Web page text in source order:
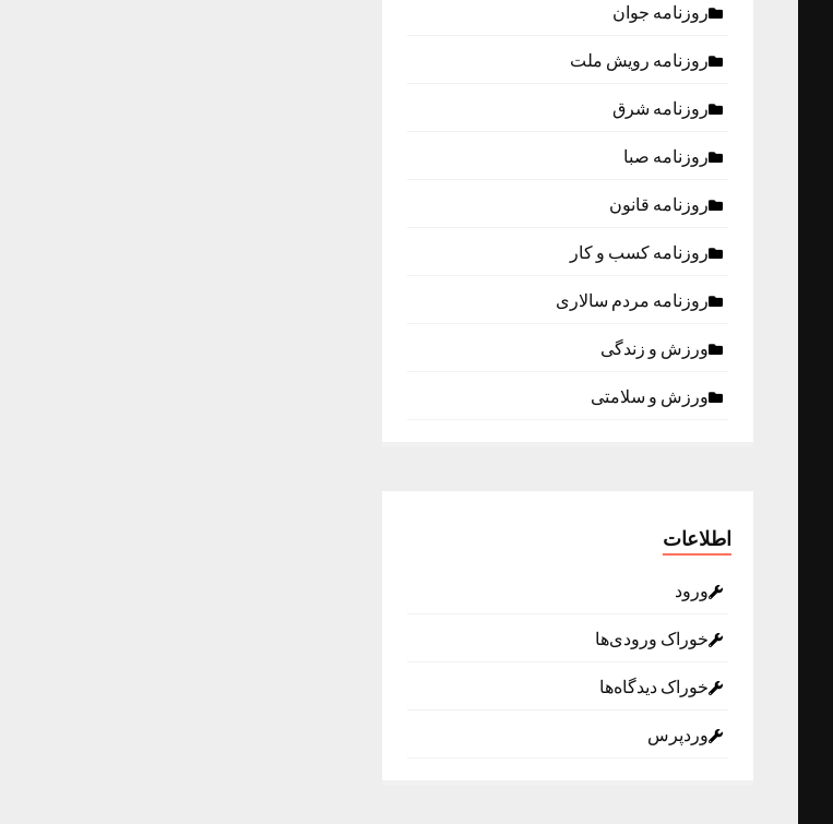
روزنامه جوان
روزنامه رویش ملت
روزنامه شرق
روزنامه صبا
روزنامه قانون
روزنامه كسب و كار
روزنامه مردم سالاری
ورزش و زندگی
ورزش و سلامتی
اطلاعات
ورود
خوراک ورودی‌ها
خوراک دیدگاه‌ها
وردپرس